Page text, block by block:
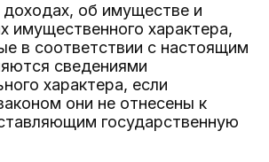
доходах, об имуществе и
имущественного характера,
в соответствии с настоящим
сведениями
характера, если
они не отнесены к
государственную